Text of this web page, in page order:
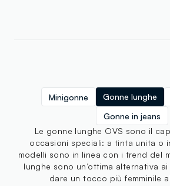
Minigonne Gonne lunghe
Gonne in jeans
Le gonne lunghe OVS sono il
occasioni speciali: a tinta unita o
modelli sono in linea con i trend del
lunghe sono un’ottima alternativa
dare un tocco più femminile